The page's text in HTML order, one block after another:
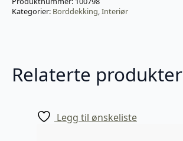
Kategorier: Borddekking,Interiør
Relaterte produkter
Legg til ønskeliste